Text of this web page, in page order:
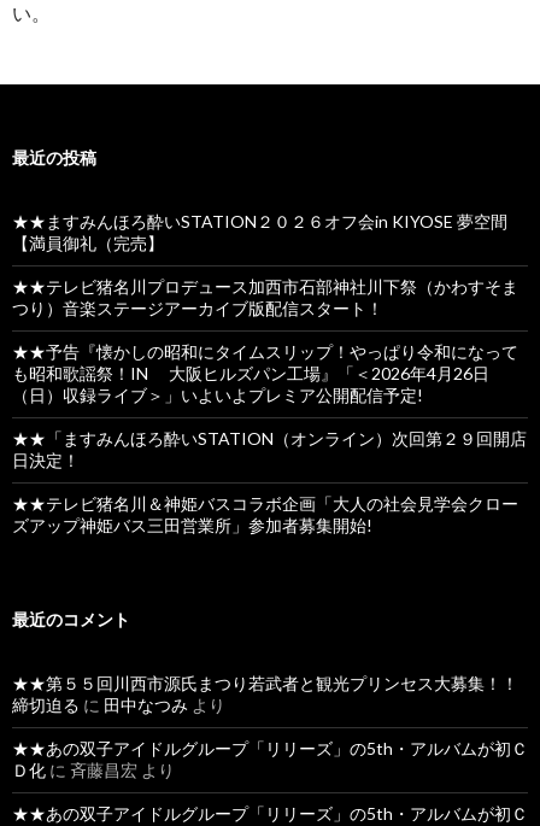
い。
最近の投稿
★★ますみんほろ酔いSTATION２０２６オフ会in KIYOSE 夢空間
【満員御礼（完売】
★★テレビ猪名川プロデュース加西市石部神社川下祭（かわすそま
つり）音楽ステージアーカイブ版配信スタート！
★★予告『懐かしの昭和にタイムスリップ！やっぱり令和になって
も昭和歌謡祭！IN 大阪ヒルズパン工場』「＜2026年4月26日
（日）収録ライブ＞」いよいよプレミア公開配信予定!
★★「ますみんほろ酔いSTATION（オンライン）次回第２９回開店
日決定！
★★テレビ猪名川＆神姫バスコラボ企画「大人の社会見学会クロー
ズアップ神姫バス三田営業所」参加者募集開始!
最近のコメント
★★第５５回川西市源氏まつり若武者と観光プリンセス大募集！！
締切迫る に 田中なつみ より
★★あの双子アイドルグループ「リリーズ」の5th・アルバムが初Ｃ
Ｄ化 に 斉藤昌宏 より
★★あの双子アイドルグループ「リリーズ」の5th・アルバムが初Ｃ